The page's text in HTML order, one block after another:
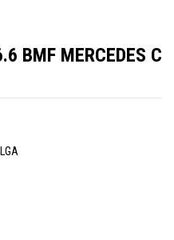
BMF MERCEDES C